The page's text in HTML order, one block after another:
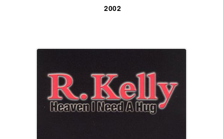
2002